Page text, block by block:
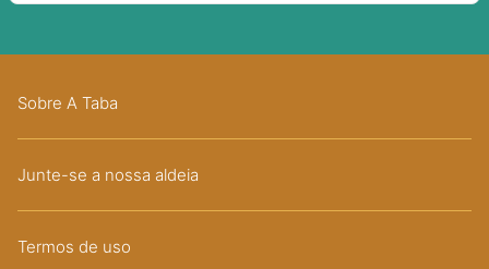
Sobre A Taba
Junte-se a nossa aldeia
Termos de uso